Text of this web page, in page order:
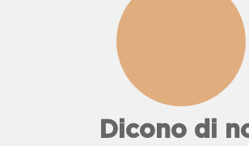
Dicono di